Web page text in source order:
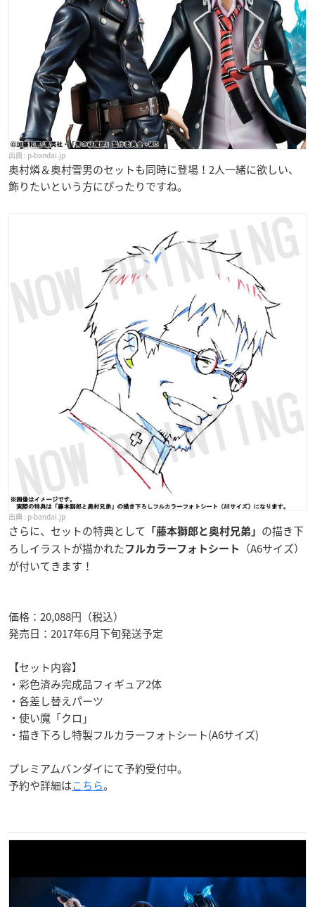
p-bandai.jp
奥村燐＆奥村雪男のセットも同時に登場！2人一緒に欲しい、
飾りたいという方にぴったりですね。
p-bandai.jp
さらに、セットの特典として 「藤本獅郎と奥村兄弟」 の描き下
ろしイラストが描かれた フルカラーフォトシート
（A6サイズ）
が付いてきます！
価格：20,088円（税込）
発売日：2017年6月下旬発送予定
【セット内容】
・彩色済み完成品フィギュア2体
・各差し替えパーツ
・使い魔「クロ」
・描き下ろし特製フルカラーフォトシート(A6サイズ)
プレミアムバンダイにて予約受付中。
予約や詳細はこちら。